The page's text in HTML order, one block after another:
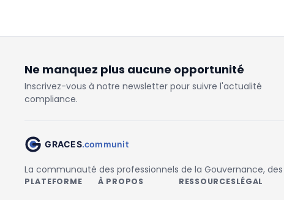
Ne manquez plus aucune opportunité
Inscrivez-vous à notre newsletter pour suivre l'actualité
compliance.
La communauté des professionnels de la Gouvernance,
PLATEFORME À PROPOS RESSOURCESLÉGAL